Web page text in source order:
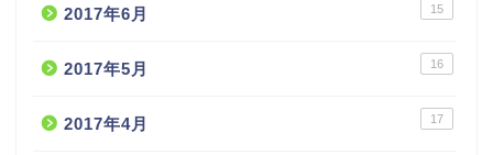
2017年6月 15
2017年5月 16
2017年4月 17